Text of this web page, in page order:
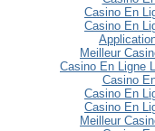
Casino En
Casino En
Meilleur
Casino En Ligne
Casino
Casino En
Casino En
Meilleur